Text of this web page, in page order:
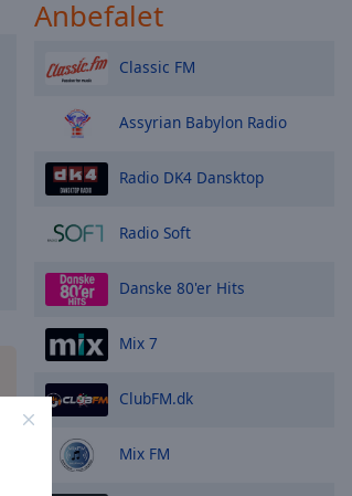
Anbefalet
Classic FM
Assyrian Babylon Radio
Radio DK4 Dansktop
Radio Soft
Danske 80'er Hits
Mix 7
ClubFM.dk
Mix FM